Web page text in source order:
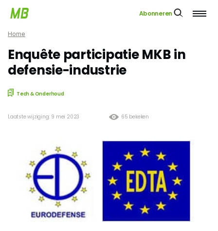
Abonneren
Home
Enquête participatie MKB in
defensie-industrie
Tech & Onderhoud
65 bekeken
Laatste wijziging: 9 mei 2023